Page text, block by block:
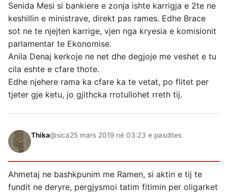
Senida Mesi si bankiere e zonja ishte karrigja e 2te ne
keshillin e ministrave, direkt pas rames. Edhe Brace
sot ne te njejten karrige, vjen nga kryesia e komisionit
parlamentar te Ekonomise.
Anila Denaj kerkoje ne net dhe degjoje me veshet e tu
cila eshte e cfare thote.
Edhe njehere rama ka cfare ka te vetat, po flitet per
tjeter gje ketu, jo gjithcka rrotullohet rreth tij.
Thika@sica25 mars 2019 në 03:23 e pasdites
Ahmetaj ne bashkpunim me Ramen, si aktin e tij te
fundit ne deryre, pergjysmoi tatim fitimin per oligarket